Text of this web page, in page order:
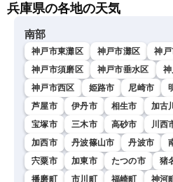
兵庫県の各地の天気
南部
神戸市東灘区 神戸市灘区 神
神戸市須磨区
神戸市垂水区
神戸市西区
姫路市 尼崎市
芦屋市
伊丹市 相生市 加古
宝塚市
三木市 高砂市 川西
加西市
丹波篠山市 丹波市
宍粟市
加東市 たつの市 猪
播磨町
市川町 福崎町 神河